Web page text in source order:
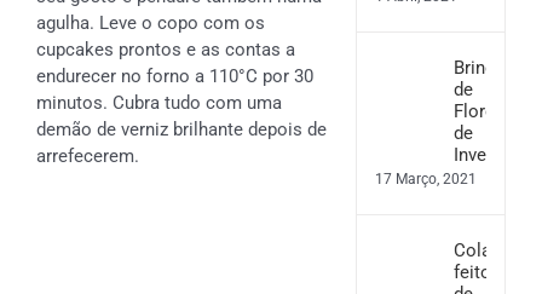
agulha. Leve o copo com os
cupcakes prontos e as contas a
endurecer no forno a 110°C por 30
minutos. Cubra tudo com uma
demão de verniz brilhante depois de
arrefecerem.
Brincos
de
Flores
de
Inverno
17 Março, 2021
Colar
feito